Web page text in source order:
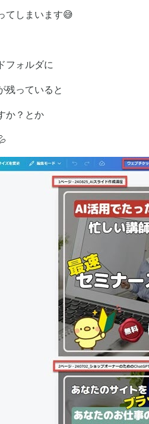
てしまいます😅
フォルダに
残っていると
か？とか